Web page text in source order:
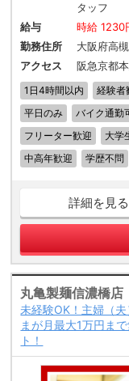
タッフ
給与
時給 1230
勤務住所
大阪府高
アクセス
阪急京都
1日4時間以内 経験者
平日のみ
バイク通勤
フリーター歓迎
大学
中高年歓迎
学歴不問
詳細を見る
丸亀製麺信濃橋店
未経験OK！主婦（
まが月最大1万円ま
ト！